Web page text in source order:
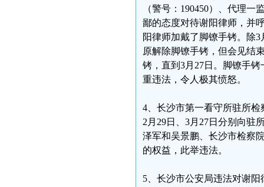
（警号：190450）、代理
鄙的态度对待谢阳律师，并
阳律师加戴了脚镣手铐。除
原解除脚镣手铐，但会见结
铐，直到3月27日。脚镣手
重违法，令人极其愤怒。
4、长沙市第一看守所驻所
2月29日、3月27日分别向驻
泽军和吴景鹏、长沙市检察
的权益，此举违法。
5、长沙市公安局违法对谢